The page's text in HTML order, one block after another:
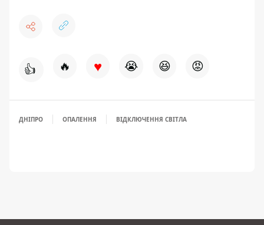
👍 🔥 ♥ 😭 😆 😡
ДНІПРО ОПАЛЕННЯ ВІДКЛЮЧЕННЯ СВІТЛА